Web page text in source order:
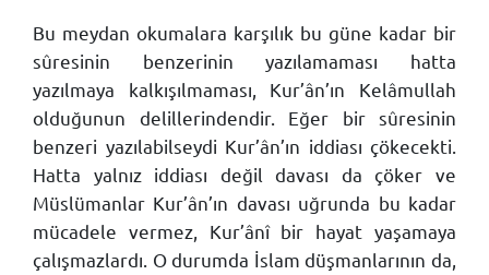
Bu meydan okumalara karşılık bu güne kadar bir
sûresinin benzerinin yazılamaması hatta
yazılmaya kalkışılmaması, Kur’ân’ın Kelâmullah
olduğunun delillerindendir. Eğer bir sûresinin
benzeri yazılabilseydi Kur’ân’ın iddiası çökecekti.
Hatta yalnız iddiası değil davası da çöker ve
Müslümanlar Kur’ân’ın davası uğrunda bu kadar
mücadele vermez, Kur’ânî bir hayat yaşamaya
çalışmazlardı. O durumda İslam düşmanlarının da,